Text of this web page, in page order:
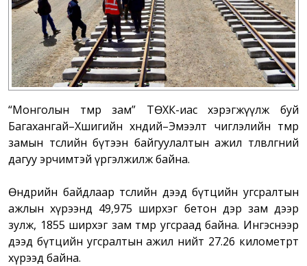
“Монголын төмөр зам” ТӨХК-иас хэрэгжүүлж буй
Багахангай–Хөшигийн хөндий–Эмээлт чиглэлийн төмөр
замын төслийн бүтээн байгуулалтын ажил төлөвлөгөөний
дагуу эрчимтэй үргэлжилж байна.
Өнөөдрийн байдлаар төслийн дээд бүтцийн угсралтын
ажлын хүрээнд 49,975 ширхэг бетон дэр зам дээр
зулж, 1855 ширхэг зам төмөр угсраад байна. Ингэснээр
дээд бүтцийн угсралтын ажил нийт 27.26 километрт
хүрээд байна.